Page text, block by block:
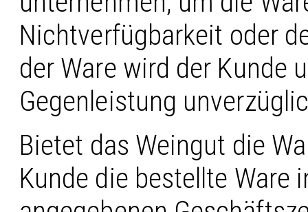
Nichtverfügbarkeit oder
der Ware wird der Kunde
Gegenleistung
Bietet das Weingut die
Kunde die bestellte Ware